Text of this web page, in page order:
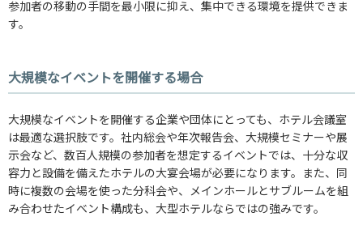
参加者の移動の手間を最小限に抑え、集中できる環境を提供できま
す。
大規模なイベントを開催する場合
大規模なイベントを開催する企業や団体にとっても、ホテル会議室
は最適な選択肢です。社内総会や年次報告会、大規模セミナーや展
示会など、数百人規模の参加者を想定するイベントでは、十分な収
容力と設備を備えたホテルの大宴会場が必要になります。また、同
時に複数の会場を使った分科会や、メインホールとサブルームを組
み合わせたイベント構成も、大型ホテルならではの強みです。